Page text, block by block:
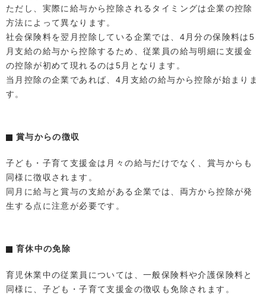
ただし、実際に給与から控除されるタイミングは企業の控除
方法によって異なります。
社会保険料を翌月控除している企業では、4月分の保険料は5
月支給の給与から控除するため、従業員の給与明細に支援金
の控除が初めて現れるのは5月となります。
当月控除の企業であれば、4月支給の給与から控除が始まりま
す。
賞与からの徴収
子ども・子育て支援金は月々の給与だけでなく、賞与からも
同様に徴収されます。
同月に給与と賞与の支給がある企業では、両方から控除が発
生する点に注意が必要です。
育休中の免除
育児休業中の従業員については、一般保険料や介護保険料と
同様に、子ども・子育て支援金の徴収も免除されます。